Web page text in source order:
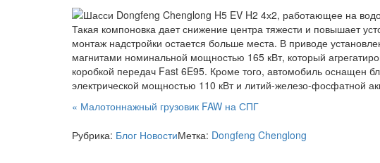
Такая компоновка дает снижение центра тяжести и повышает
монтаж надстройки остается больше места. В приводе
магнитами номинальной мощностью 165 кВт, который
коробкой передач Fast 6E95. Кроме того, автомобиль оснащен
электрической мощностью 110 кВт и литий-железо-фосфатной
Навигация
по
« Малотоннажный грузовик FAW на СПГ
Рубрика: Блог НовостиМетка: Dongfeng Chenglong